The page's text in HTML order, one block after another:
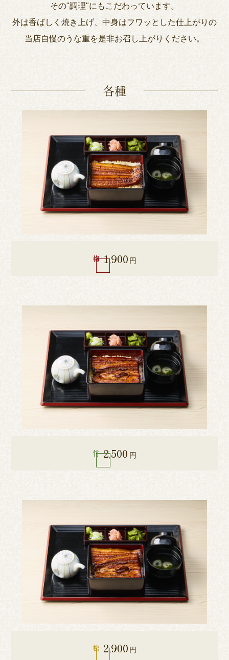
その"調理"にもこだわっています。
外は香ばしく焼き上げ、中身はフワッとした仕上がりの
当店自慢のうな重を是非お召し上がりください。
各種
梅 1,900 円
竹 2,500 円
松 2,900 円